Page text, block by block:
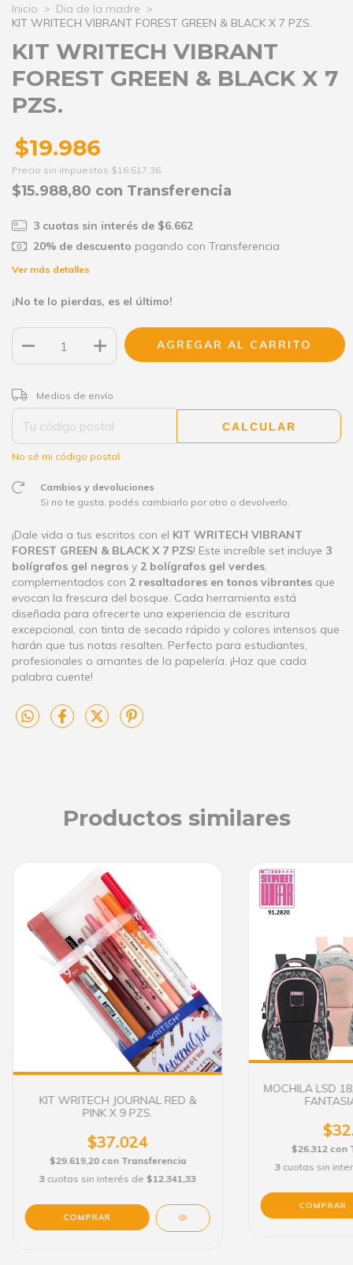
Inicio > Dia de la madre >
KIT WRITECH VIBRANT FOREST GREEN & BLACK X 7 PZS.
KIT WRITECH VIBRANT
FOREST GREEN & BLACK X 7
PZS.
$19.986
Precio sin impuestos $16.517,36
$15.988,80 con Transferencia
3 cuotas sin interés de $6.662
20% de descuento pagando con Transferencia
Ver más detalles
¡No te lo pierdas, es el último!
Entregas para el CP:
Medios de envío
CALCULAR
No sé mi código postal
Cambios y devoluciones
Si no te gusta, podés cambiarlo por otro o devolverlo.
¡Dale vida a tus escritos con el KIT WRITECH VIBRANT
FOREST GREEN & BLACK X 7 PZS! Este increíble set incluye 3
bolígrafos gel negros y 2 bolígrafos gel verdes,
complementados con 2 resaltadores en tonos vibrantes que
evocan la frescura del bosque. Cada herramienta está
diseñada para ofrecerte una experiencia de escritura
excepcional, con tinta de secado rápido y colores intensos que
harán que tus notas resalten. Perfecto para estudiantes,
profesionales o amantes de la papelería. ¡Haz que cada
palabra cuente!
Productos similares
KIT WRITECH JOURNAL RED &
PINK X 9 PZS.
$37.024
$29.619,20 con Transferencia
3 cuotas sin interés de $12.341,33
MOCHILA LSD
$26.312 con
3 cuotas sin
COMPRAR